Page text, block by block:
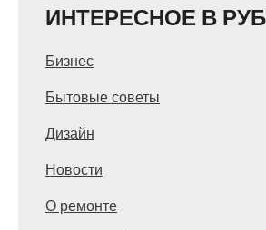
ИНТЕРЕСНОЕ В
Бизнес
Бытовые советы
Дизайн
Новости
О ремонте